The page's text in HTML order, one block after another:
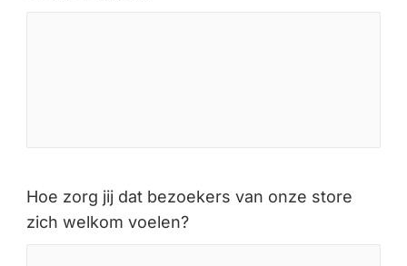
Hoe zorg jij dat bezoekers van onze store
zich welkom voelen?